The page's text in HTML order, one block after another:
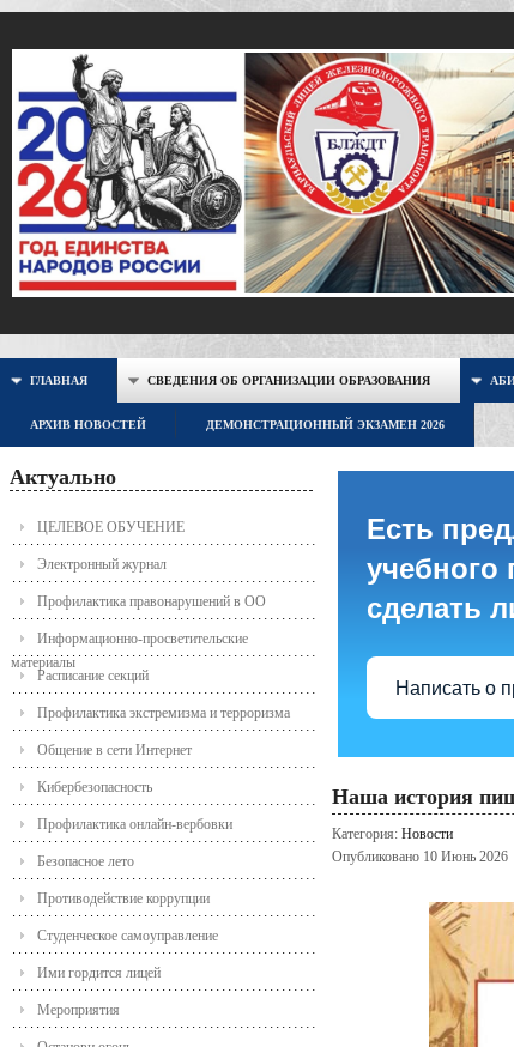
ГЛАВНАЯ СВЕДЕНИЯ ОБ ОРГАНИЗАЦИИ ОБРАЗОВАНИЯ
АРХИВ НОВОСТЕЙ ДЕМОНСТРАЦИОННЫЙ ЭКЗАМЕН 2026
Актуально
ЦЕЛЕВОЕ ОБУЧЕНИЕ
Электронный журнал
Профилактика правонарушений в ОО
Информационно-просветительские
материалы
Расписание секций
Профилактика экстремизма и терроризма
Общение в сети Интернет
Кибербезопасность
Профилактика онлайн-вербовки
Безопасное лето
Противодействие коррупции
Студенческое самоуправление
Ими гордится лицей
Мероприятия
Есть
учебного
сделать
Написать о
Наша история
Категория: Новости
Опубликовано 10 Июнь 2026